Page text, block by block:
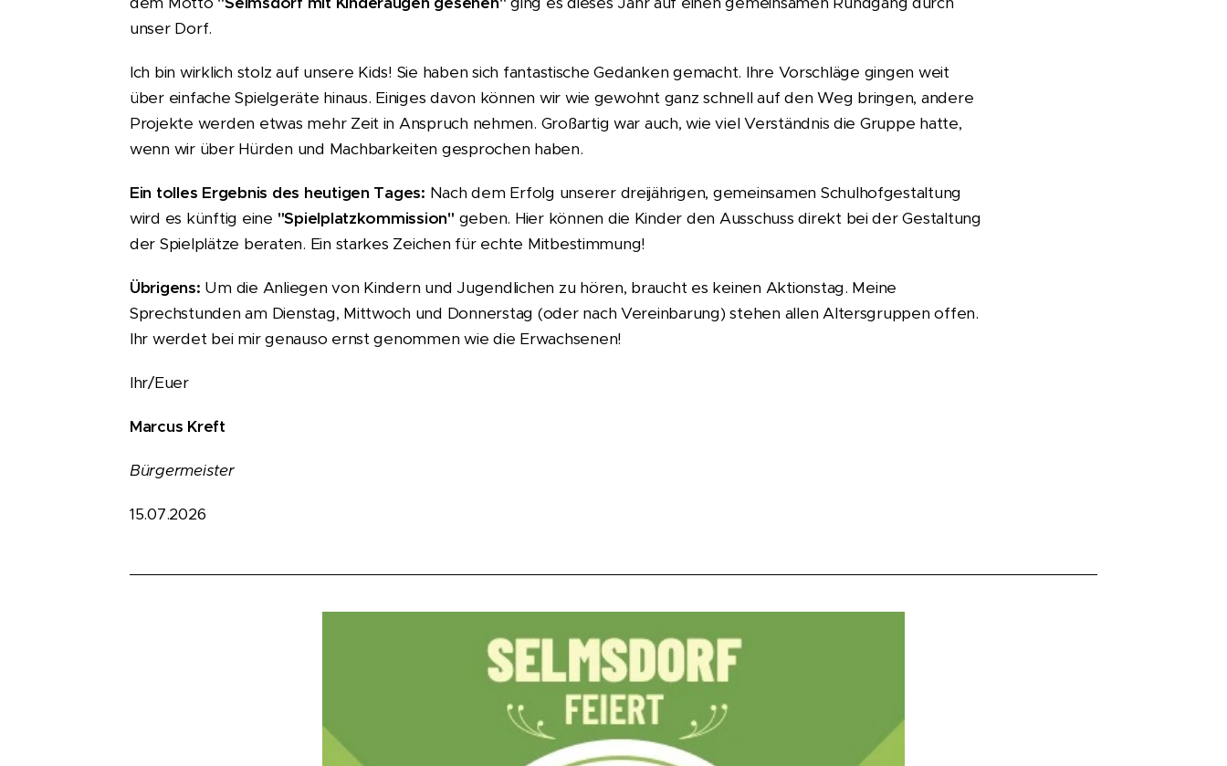
unser Dorf.
Ich bin wirklich stolz auf unsere Kids! Sie haben sich fantastische Gedanken gemacht. Ihre Vorschläge gingen weit
über einfache Spielgeräte hinaus. Einiges davon können wir wie gewohnt ganz schnell auf den Weg bringen, andere
Projekte werden etwas mehr Zeit in Anspruch nehmen. Großartig war auch, wie viel Verständnis die Gruppe hatte,
wenn wir über Hürden und Machbarkeiten gesprochen haben.
Ein tolles Ergebnis des heutigen Tages: Nach dem Erfolg unserer dreijährigen, gemeinsamen Schulhofgestaltung
wird es künftig eine "Spielplatzkommission" geben. Hier können die Kinder den Ausschuss direkt bei der Gestaltung
der Spielplätze beraten. Ein starkes Zeichen für echte Mitbestimmung!
Übrigens: Um die Anliegen von Kindern und Jugendlichen zu hören, braucht es keinen Aktionstag. Meine
Sprechstunden am Dienstag, Mittwoch und Donnerstag (oder nach Vereinbarung) stehen allen Altersgruppen offen.
Ihr werdet bei mir genauso ernst genommen wie die Erwachsenen!
Ihr/Euer
Marcus Kreft
Bürgermeister
15.07.2026